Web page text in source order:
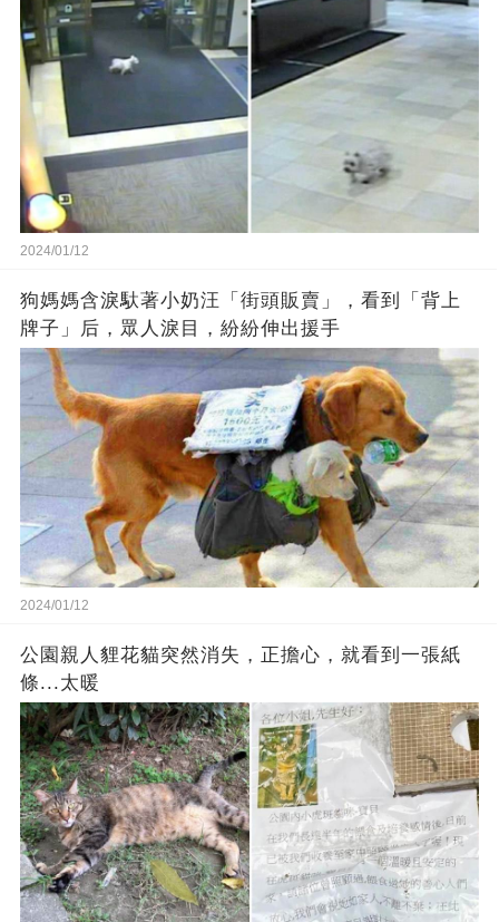
2024/01/12
狗媽媽含淚馱著小奶汪「街頭販賣」，看到「背上
牌子」后，眾人淚目，紛紛伸出援手
2024/01/12
公園親人貍花貓突然消失，正擔心，就看到一張紙
條...太暖